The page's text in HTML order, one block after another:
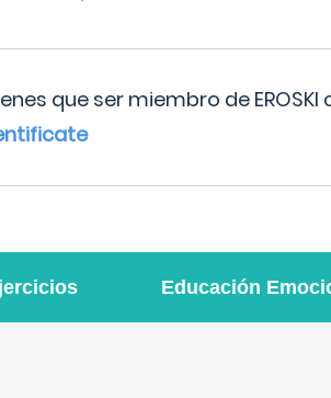
que ser miembro de EROSKI
Educación